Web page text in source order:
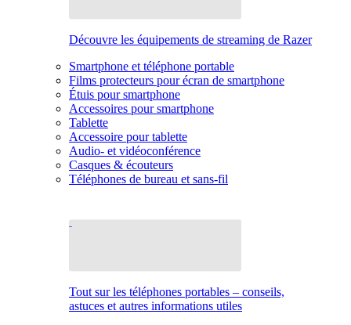
Découvre les équipements de streaming de Razer
Smartphone et téléphone portable
Films protecteurs pour écran de smartphone
Étuis pour smartphone
Accessoires pour smartphone
Tablette
Accessoire pour tablette
Audio- et vidéoconférence
Casques & écouteurs
Téléphones de bureau et sans-fil
Tout sur les téléphones portables – conseils,
astuces et autres informations utiles